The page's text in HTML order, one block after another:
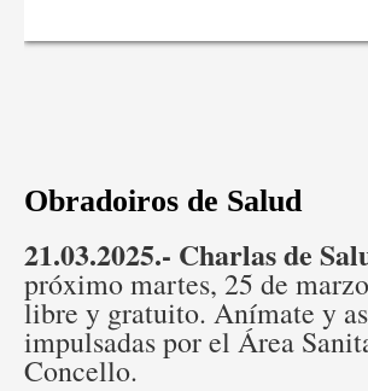
Obradoiros de Salud
21.03.2025.- Charlas de
próximo martes, 25 de
libre y gratuito. Anímate y
impulsadas por el Área
Concello.